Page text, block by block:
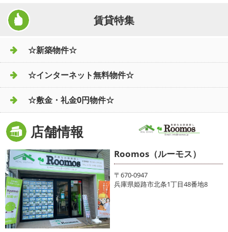
賃貸特集
☆新築物件☆
☆インターネット無料物件☆
☆敷金・礼金0円物件☆
店舗情報
Roomos（ルーモス）
〒670-0947
兵庫県姫路市北条1丁目48番地8